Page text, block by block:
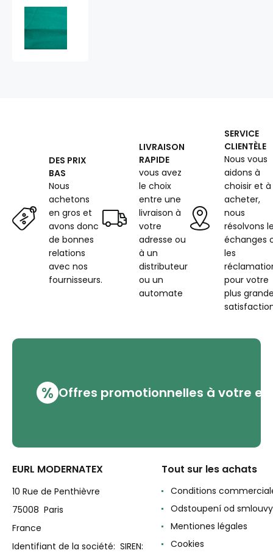
DES PRIX
BAS
Nous
achetons
en gros et
avons donc
de bonnes
relations
avec nos
fournisseurs.
LIVRAISON
RAPIDE
vous avez
le choix
entre une
livraison à
votre
adresse ou
à un
distributeur
ou un
automate
SERVICE
CLIENTÈLE
Nous vous
aidons à
choisir et à
acheter,
nous
résolvons
échanges
les
pour votre
plus
% Offres promotionnelles à votre
EURL MODERNATEX
10 Rue de Penthièvre
75008 Paris
France
Identifiant de la société: SIREN:
Tout sur les achats
Conditions
Odstoupení od smlouvy
Mentiones légales
Cookies